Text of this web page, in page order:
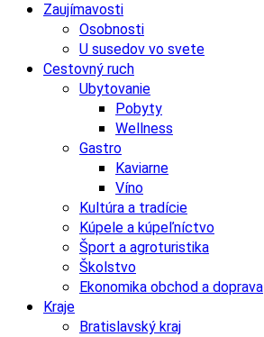
Zaujímavosti
Osobnosti
U susedov vo svete
Cestovný ruch
Ubytovanie
Pobyty
Wellness
Gastro
Kaviarne
Víno
Kultúra a tradície
Kúpele a kúpeľníctvo
Šport a agroturistika
Školstvo
Ekonomika obchod a doprava
Kraje
Bratislavský kraj